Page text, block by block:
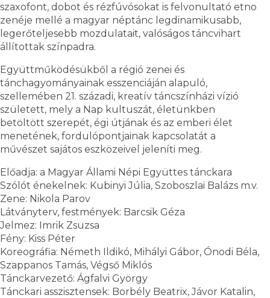
szaxofont, dobot és rézfúvósokat is felvonultató etno
zenéje mellé a magyar néptánc legdinamikusabb,
legerőteljesebb mozdulatait, valóságos táncvihart
állítottak színpadra.
Együttműködésükből a régió zenei és
tánchagyományainak esszenciáján alapuló,
szellemében 21. századi, kreatív táncszínházi vízió
született, mely a Nap kultuszát, életünkben
betöltött szerepét, égi útjának és az emberi élet
menetének, fordulópontjainak kapcsolatát a
művészet sajátos eszközeivel jeleníti meg.
Előadja: a Magyar Állami Népi Együttes tánckara
Szólót énekelnek: Kubinyi Júlia, Szoboszlai Balázs m.v.
Zene: Nikola Parov
Látványterv, festmények: Barcsik Géza
Jelmez: Imrik Zsuzsa
Fény: Kiss Péter
Koreográfia: Németh Ildikó, Mihályi Gábor, Ónodi Béla,
Szappanos Tamás, Végső Miklós
Tánckarvezető: Ágfalvi György
Tánckari asszisztensek: Borbély Beatrix, Jávor Katalin,